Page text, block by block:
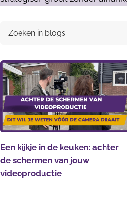
Een kijkje in de keuken: achter
de schermen van jouw
videoproductie